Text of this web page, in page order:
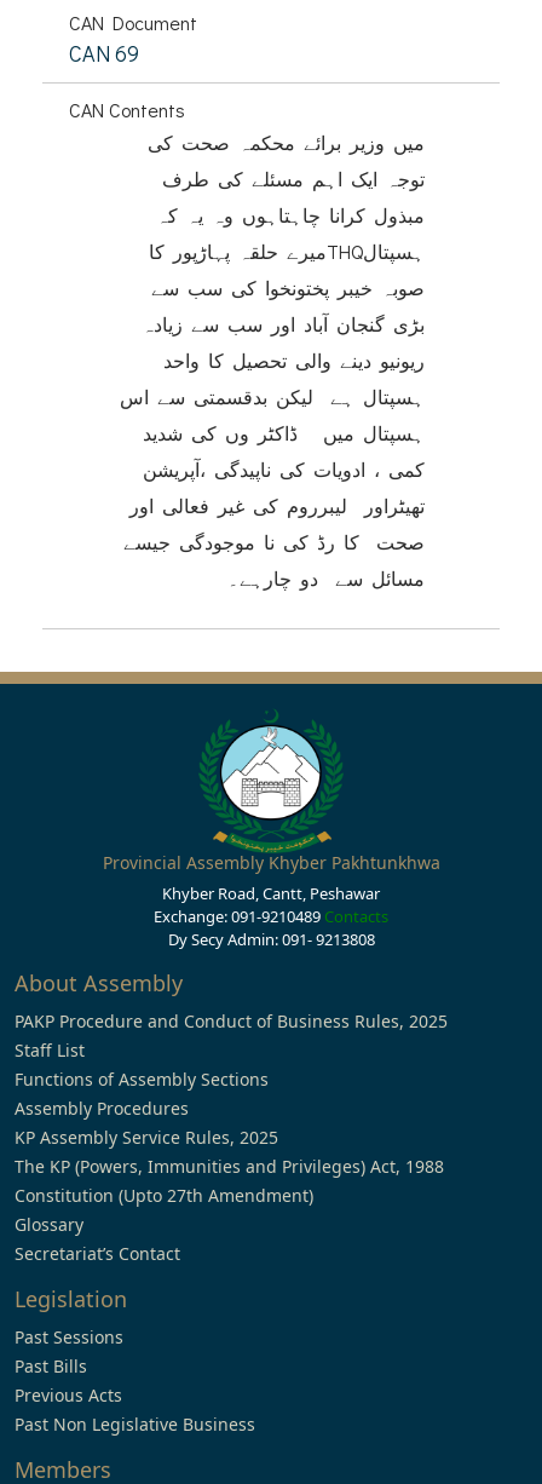
CAN Document
CAN 69
CAN Contents
میں وزیر برائے محکمہ صحت کی
توجہ ایک اہم مسئلے کی طرف
مبذول کرانا چاہتاہوں وہ یہ کہ
میرے حلقہ پہاڑپور کاTHQہسپتال
صوبہ خیبر پختونخوا کی سب سے
بڑی گنجان آباد اور سب سے زیادہ
ریونیو دینے والی تحصیل کا واحد
ہسپتال ہے لیکن بدقسمتی سے اس
ہسپتال میں ڈاکٹر وں کی شدید
کمی ، ادویات کی ناپیدگی ،آپریشن
تھیٹراور لیبرروم کی غیر فعالی اور
صحت کا رڈ کی نا موجودگی جیسے
مسائل سے دو چارہے۔
Provincial Assembly Khyber Pakhtunkhwa
Khyber Road, Cantt, Peshawar
Exchange: 091-9210489 Contacts
Dy Secy Admin: 091- 9213808
About Assembly
PAKP Procedure and Conduct of Business Rules, 2025
Staff List
Functions of Assembly Sections
Assembly Procedures
KP Assembly Service Rules, 2025
The KP (Powers, Immunities and Privileges) Act, 1988
Constitution (Upto 27th Amendment)
Glossary
Secretariat’s Contact
Legislation
Past Sessions
Past Bills
Previous Acts
Past Non Legislative Business
Members